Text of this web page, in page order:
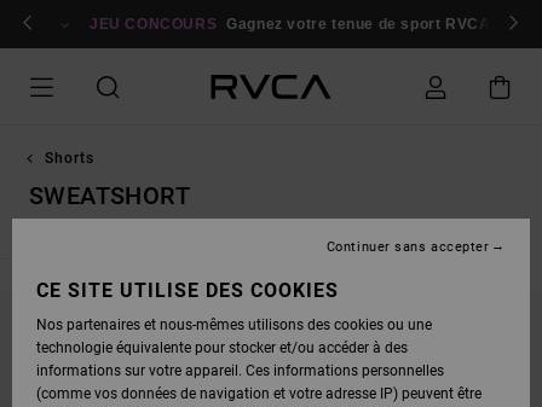
GRILLE
Se connecter / s'inscrire
JEU CONCOURS Gagnez votre tenue de sport RVCA
Shorts
SWEATSHORT
NE PARTEZ PAS TROP LOIN, NOS PRODUITS
SERONT BIENTÔT DE RETOUR
CE SITE UTILISE DES COOKIES
Nos partenaires et nous-mêmes utilisons des cookies ou une
technologie équivalente pour stocker et/ou accéder à des
informations sur votre appareil. Ces informations personnelles
(comme vos données de navigation et votre adresse IP) peuvent être
Continuer sans accepter